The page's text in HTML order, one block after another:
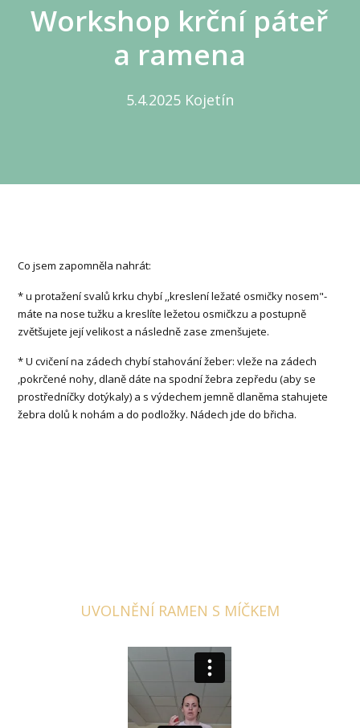
Workshop krční páteř
a ramena
5.4.2025 Kojetín
Co jsem zapomněla nahrát:
* u protažení svalů krku chybí ,,kreslení ležaté osmičky nosem"-
máte na nose tužku a kreslíte ležetou osmičkzu a postupně
zvětšujete její velikost a následně zase zmenšujete.
* U cvičení na zádech chybí stahování žeber: vleže na zádech
,pokrčené nohy, dlaně dáte na spodní žebra zepředu (aby se
prostředníčky dotýkaly) a s výdechem jemně dlaněma stahujete
žebra dolů k nohám a do podložky. Nádech jde do břicha.
UVOLNĚNÍ RAMEN S MÍČKEM